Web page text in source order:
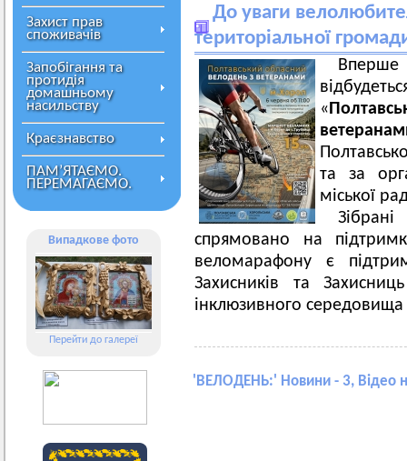
Захист прав
споживачів
Запобігання та
протидія
домашньому
насильству
Краєзнавство
ПАМ’ЯТАЄМО.
ПЕРЕМАГАЄМО.
Випадкове фото
Перейти до галереї
До уваги
територіальної
«
та за
міської
спрямовано на
веломарафону є
Захисників та
інклюзивного середовища
' ВЕЛОДЕНЬ:' Новини - 3, Відео